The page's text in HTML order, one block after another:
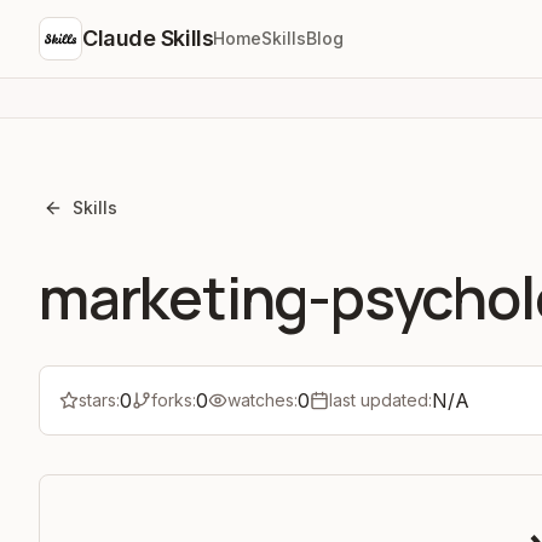
Claude SkillsHomeSkillsBlog
Skills
marketing-
stars:0 forks:0 watches:0 last updated:N/A